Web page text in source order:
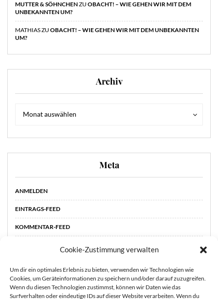
Cookie-Zustimmung verwalten
Um dir ein optimales Erlebnis zu bieten, verwenden wir Technologien wie
Cookies, um Geräteinformationen zu speichern und/oder darauf zuzugreifen.
Wenn du diesen Technologien zustimmst, können wir Daten wie das
Surfverhalten oder eindeutige IDs auf dieser Website verarbeiten. Wenn du
MUTTER & SÖHNCHENZU OBACHT! – WIE GEHEN WIR MIT DEM
UNBEKANNTEN UM?
MATHIASZU OBACHT! – WIE GEHEN WIR MIT DEM UNBEKANNTEN
UM?
Archiv
Monat auswählen
Meta
ANMELDEN
EINTRAGS-FEED
KOMMENTAR-FEED